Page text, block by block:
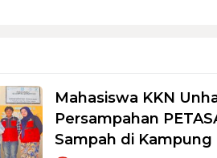
Mahasiswa KKN
Persampahan
Sampah di Kampung